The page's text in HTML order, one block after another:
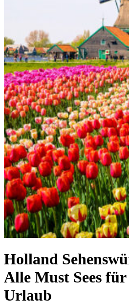
Holland
Alle Must Sees
Urlaub